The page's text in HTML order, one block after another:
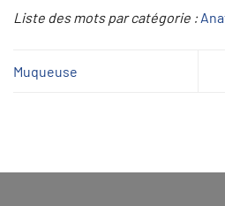
Liste des mots par catégorie :
Muqueuse